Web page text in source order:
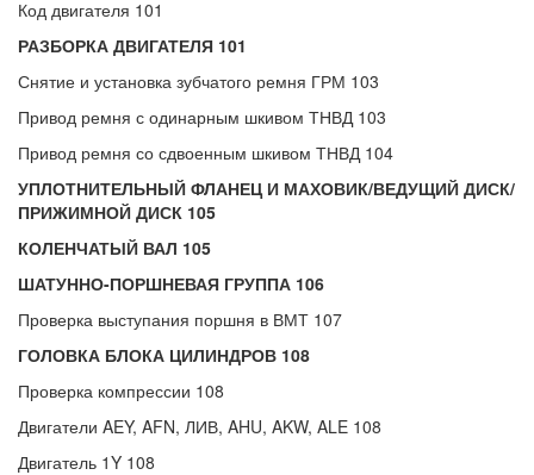
Код двигателя 101
РАЗБОРКА ДВИГАТЕЛЯ 101
Снятие и установка зубчатого ремня ГРМ 103
Привод ремня с одинарным шкивом ТНВД 103
Привод ремня со сдвоенным шкивом ТНВД 104
УПЛОТНИТЕЛЬНЫЙ ФЛАНЕЦ И МАХОВИК/ВЕДУЩИЙ ДИСК/
ПРИЖИМНОЙ ДИСК 105
КОЛЕНЧАТЫЙ ВАЛ 105
ШАТУННО-ПОРШНЕВАЯ ГРУППА 106
Проверка выступания поршня в ВМТ 107
ГОЛОВКА БЛОКА ЦИЛИНДРОВ 108
Проверка компрессии 108
Двигатели AEY, AFN, ЛИВ, AHU, AKW, ALE 108
Двигатель 1Y 108